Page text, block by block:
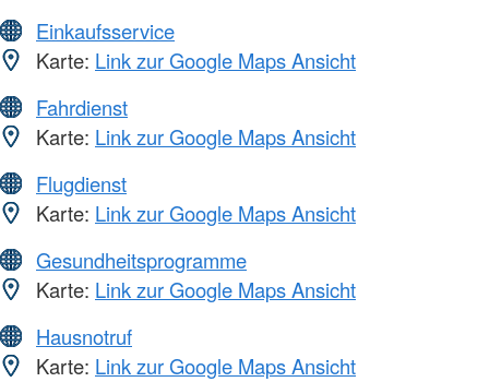
Einkaufsservice
Karte: Link zur Google Maps Ansicht
Fahrdienst
Karte: Link zur Google Maps Ansicht
Flugdienst
Karte: Link zur Google Maps Ansicht
Gesundheitsprogramme
Karte: Link zur Google Maps Ansicht
Hausnotruf
Karte: Link zur Google Maps Ansicht